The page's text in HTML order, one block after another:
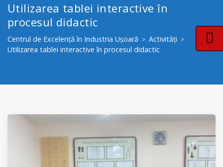
Utilizarea tablei interactive în
procesul didactic
Centrul de Excelență în Industria Ușoară > Activități >
Utilizarea tablei interactive în procesul didactic